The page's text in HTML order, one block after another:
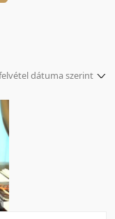
dátuma szerint
szerint
felvétel dátuma szerint
dátuma szerint
dátuma szerint
dátuma szerint
szerint